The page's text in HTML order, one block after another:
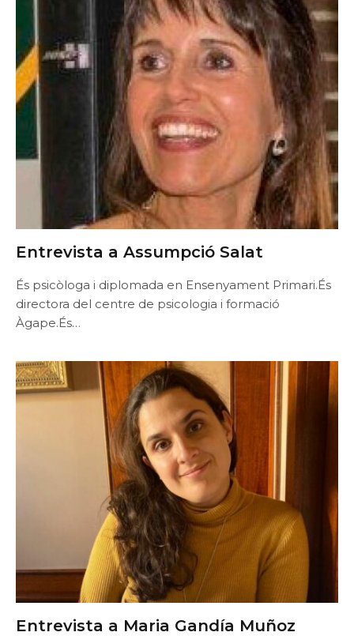
Entrevista a Assumpció Salat
És psicòloga i diplomada en Ensenyament Primari.És
directora del centre de psicologia i formació
Àgape.És…
Entrevista a Maria Gandía Muñoz